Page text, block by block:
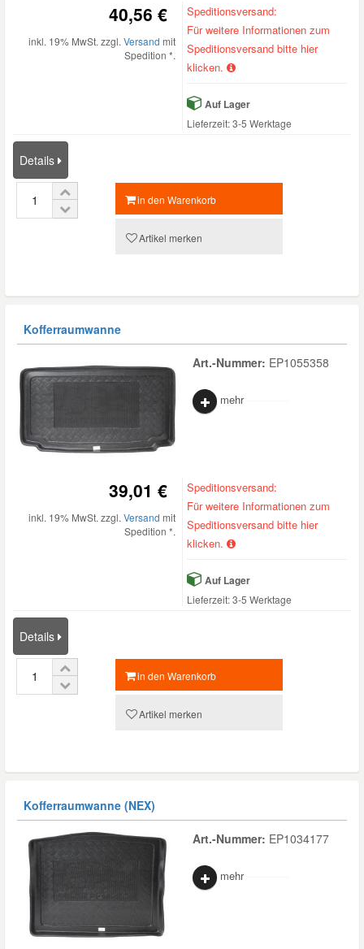
40,56 €
inkl. 19% MwSt. zzgl. Versand mit
Spedition *.
Speditionsversand:
Für weitere Informationen zum
Speditionsversand bitte hier
klicken.
Auf Lager
Lieferzeit: 3-5 Werktage
Details
in den Warenkorb
Artikel merken
Kofferraumwanne
Art.-Nummer: EP1055358
mehr
39,01 €
inkl. 19% MwSt. zzgl. Versand mit
Spedition *.
Speditionsversand:
Für weitere Informationen zum
Speditionsversand bitte hier
klicken.
Auf Lager
Lieferzeit: 3-5 Werktage
Details
in den Warenkorb
Artikel merken
Kofferraumwanne (NEX)
Art.-Nummer: EP1034177
mehr